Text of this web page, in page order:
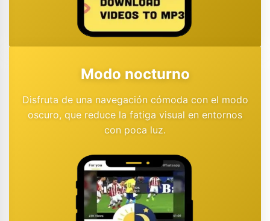
Modo nocturno
Disfruta de una navegación cómoda con el modo
oscuro, que reduce la fatiga visual en entornos
con poca luz.